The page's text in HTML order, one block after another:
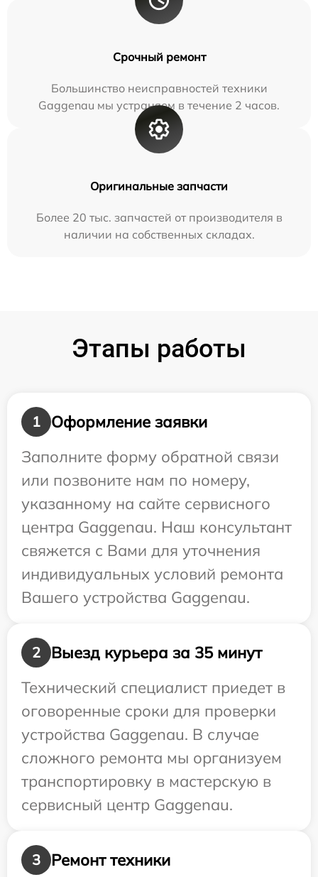
Срочный ремонт
Большинство неисправностей техники
Gaggenau мы устраняем в течение 2 часов.
Оригинальные запчасти
Более 20 тыс. запчастей от производителя в
наличии на собственных складах.
Этапы работы
1
Оформление заявки
Заполните форму обратной связи
или позвоните нам по номеру,
указанному на сайте сервисного
центра Gaggenau. Наш консультант
свяжется с Вами для уточнения
индивидуальных условий ремонта
Вашего устройства Gaggenau.
2
Выезд курьера за 35 минут
Технический специалист приедет в
оговоренные сроки для проверки
устройства Gaggenau. В случае
сложного ремонта мы организуем
транспортировку в мастерскую в
сервисный центр Gaggenau.
3 Ремонт техники